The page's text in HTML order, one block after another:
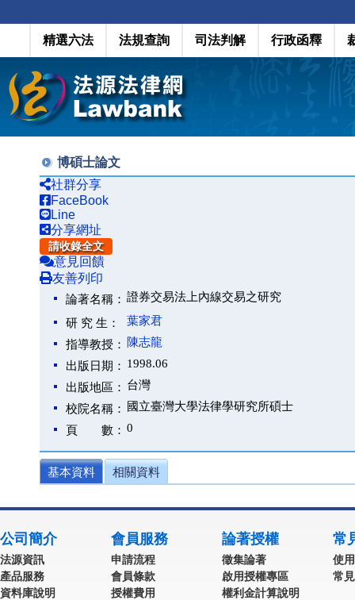
精選六法 法規查詢 司法判解 行政函釋
博碩士論文
社群分享
FaceBook
Line
分享網址
請收錄全文
意見回饋
友善列印
論著名稱： 證券交易法上內線交易之研究
研 究 生：
葉家君
指導教授：
陳志龍
出版日期： 1998.06
出版地區： 台灣
校院名稱：
國立臺灣大學法律學研究所碩士
頁 數： 0
基本資料 相關資料
公司簡介
法源資訊
產品服務
資料庫說明
會員服務
申請流程
會員條款
授權費用
論著授權
徵集論著
啟用授權專區
權利金計算說明
常
使
常